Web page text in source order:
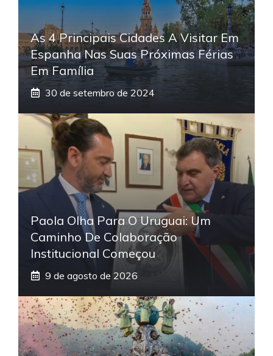
As 4 Principais Cidades A Visitar Em
Espanha Nas Suas Próximas Férias
Em Família
30 de setembro de 2024
Paola Olha Para O Uruguai: Um
Caminho De Colaboração
Institucional Começou
9 de agosto de 2026